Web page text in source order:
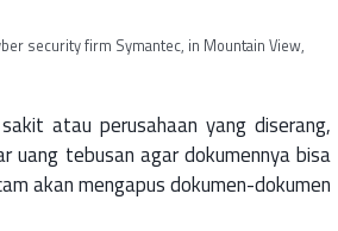
security firm Symantec, in Mountain View,
atau perusahaan yang diserang,
uang tebusan agar dokumennya bisa
akan mengapus dokumen-dokumen